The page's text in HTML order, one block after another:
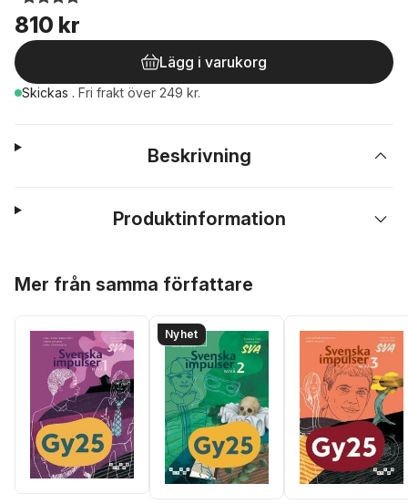
810 kr
Lägg i varukorg
Skickas . Fri frakt över 249 kr.
Beskrivning
Produktinformation
Mer från samma författare
Nyhet